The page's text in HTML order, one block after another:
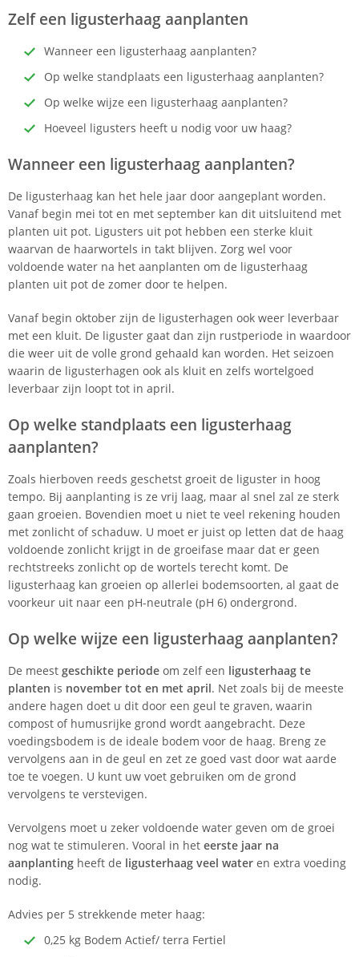
Zelf een ligusterhaag aanplanten
Wanneer een ligusterhaag aanplanten?
Op welke standplaats een ligusterhaag aanplanten?
Op welke wijze een ligusterhaag aanplanten?
Hoeveel ligusters heeft u nodig voor uw haag?
Wanneer een ligusterhaag aanplanten?
De ligusterhaag kan het hele jaar door aangeplant worden.
Vanaf begin mei tot en met september kan dit uitsluitend met
planten uit pot. Ligusters uit pot hebben een sterke kluit
waarvan de haarwortels in takt blijven. Zorg wel voor
voldoende water na het aanplanten om de ligusterhaag
planten uit pot de zomer door te helpen.
Vanaf begin oktober zijn de ligusterhagen ook weer leverbaar
met een kluit. De liguster gaat dan zijn rustperiode in waardoor
die weer uit de volle grond gehaald kan worden. Het seizoen
waarin de ligusterhagen ook als kluit en zelfs wortelgoed
leverbaar zijn loopt tot in april.
Op welke standplaats een ligusterhaag
aanplanten?
Zoals hierboven reeds geschetst groeit de liguster in hoog
tempo. Bij aanplanting is ze vrij laag, maar al snel zal ze sterk
gaan groeien. Bovendien moet u niet te veel rekening houden
met zonlicht of schaduw. U moet er juist op letten dat de haag
voldoende zonlicht krijgt in de groeifase maar dat er geen
rechtstreeks zonlicht op de wortels terecht komt. De
ligusterhaag kan groeien op allerlei bodemsoorten, al gaat de
voorkeur uit naar een pH-neutrale (pH 6) ondergrond.
Op welke wijze een ligusterhaag aanplanten?
De meest geschikte periode om zelf een ligusterhaag te
planten is november tot en met april. Net zoals bij de meeste
andere hagen doet u dit door een geul te graven, waarin
compost of humusrijke grond wordt aangebracht. Deze
voedingsbodem is de ideale bodem voor de haag. Breng ze
vervolgens aan in de geul en zet ze goed vast door wat aarde
toe te voegen. U kunt uw voet gebruiken om de grond
vervolgens te verstevigen.
Vervolgens moet u zeker voldoende water geven om de groei
nog wat te stimuleren. Vooral in het eerste jaar na
aanplanting heeft de ligusterhaag veel water en extra voeding
nodig.
Advies per 5 strekkende meter haag:
0,25 kg Bodem Actief/ terra Fertiel